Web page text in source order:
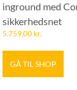
inground med
sikkerhedsnet
5.759,00 kr.
GÅ TIL SHOP